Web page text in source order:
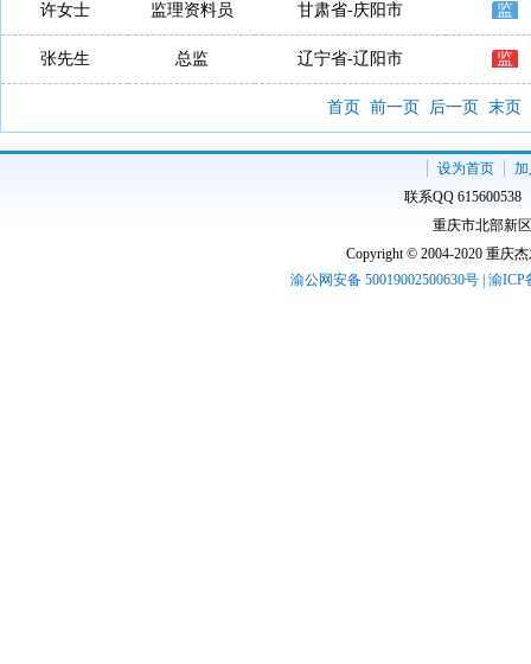
许女士 监理资料员 甘肃省-庆阳市 监
张先生 总监 辽宁省-辽阳市 监
首页 前一页 后一页 末页
设为首页
加
联系QQ
重庆市北部新
Copyright © 2004-2020 重庆
渝公网安备 50019002500630号 | 渝